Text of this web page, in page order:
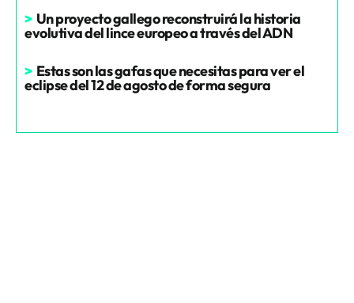
> Un proyecto gallego reconstruirá la historia
evolutiva del lince europeo a través del ADN
> Estas son las gafas que necesitas para ver el
eclipse del 12 de agosto de forma segura